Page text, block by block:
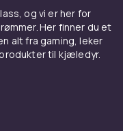
Blokkshæler
under
og vi er her for
Her finner du et
alt fra gaming, leker
til kjæledyr.